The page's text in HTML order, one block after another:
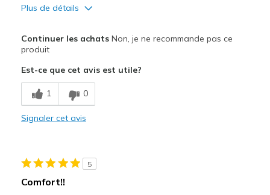
Plus de détails
Attractive Design
Breathe Well
Durable
Stylish
Casual Wear
Width
Continuer les achatsNon, je ne recommande pas ce
produit
Est-ce que cet avis est utile?
1 0
Signaler cet avis
5
Comfort!!